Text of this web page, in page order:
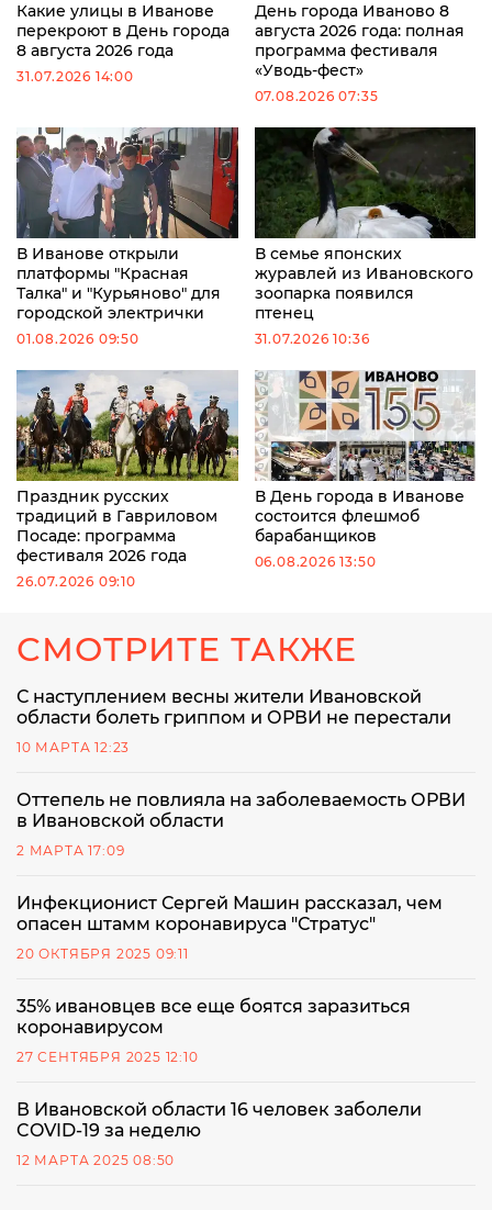
Какие улицы в Иванове
перекроют в День города
8 августа 2026 года
31.07.2026 14:00
День города Иваново 8
августа 2026 года: полная
программа фестиваля
«Уводь-фест»
07.08.2026 07:35
В Иванове открыли
платформы "Красная
Талка" и "Курьяново" для
городской электрички
01.08.2026 09:50
В семье японских
журавлей из Ивановского
зоопарка появился
птенец
31.07.2026 10:36
Праздник русских
традиций в Гавриловом
Посаде: программа
фестиваля 2026 года
26.07.2026 09:10
В День города в Иванове
состоится флешмоб
барабанщиков
06.08.2026 13:50
СМОТРИТЕ ТАКЖЕ
С наступлением весны жители Ивановской
области болеть гриппом и ОРВИ не перестали
10 МАРТА 12:23
Оттепель не повлияла на заболеваемость ОРВИ
в Ивановской области
2 МАРТА 17:09
Инфекционист Сергей Машин рассказал, чем
опасен штамм коронавируса "Стратус"
20 ОКТЯБРЯ 2025 09:11
35% ивановцев все еще боятся заразиться
коронавирусом
27 СЕНТЯБРЯ 2025 12:10
В Ивановской области 16 человек заболели
COVID-19 за неделю
12 МАРТА 2025 08:50